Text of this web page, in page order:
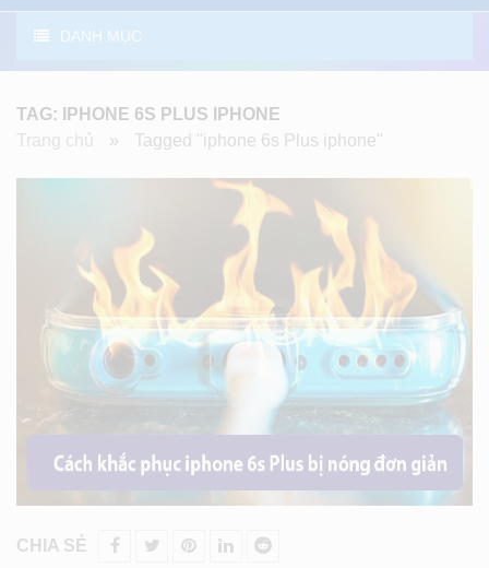
DANH MỤC
TAG: IPHONE 6S PLUS IPHONE
Trang chủ
» Tagged "iphone 6s Plus iphone"
CHIA SẺ